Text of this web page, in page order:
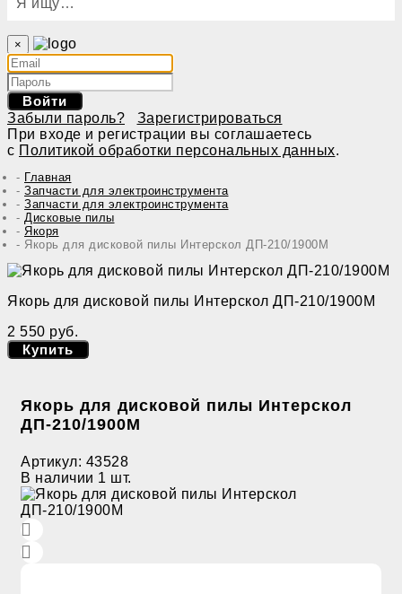
Я ищу…
×
Войти
Забыли пароль?
Зарегистрироваться
При входе и регистрации вы соглашаетесь
с Политикой обработки персональных данных.
Главная
Запчасти для электроинструмента
Запчасти для электроинструмента
Дисковые пилы
Якоря
Якорь для дисковой пилы Интерскол ДП-210/1900М
Якорь для дисковой пилы Интерскол ДП-210/1900М
2 550 руб.
Купить
Якорь для дисковой пилы Интерскол
ДП-210/1900М
Артикул: 43528
В наличии 1 шт.